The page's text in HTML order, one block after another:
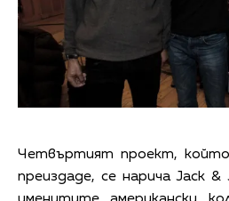
Четвъртият проект,
преиздаде, се нарича Jack &